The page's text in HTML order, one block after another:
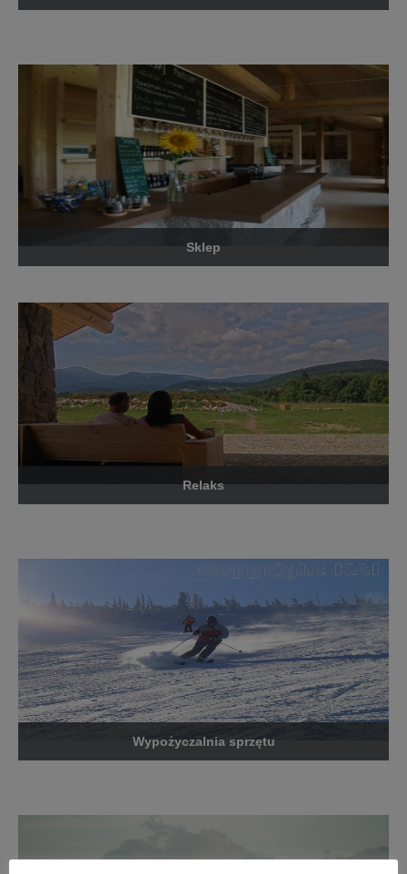
Sklep
Relaks
Wypożyczalnia sprzętu